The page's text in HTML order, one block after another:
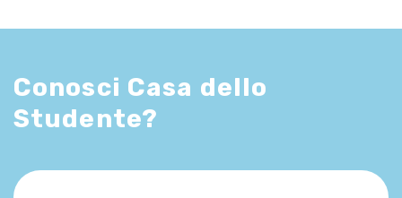
Conosci Casa dello
Studente?